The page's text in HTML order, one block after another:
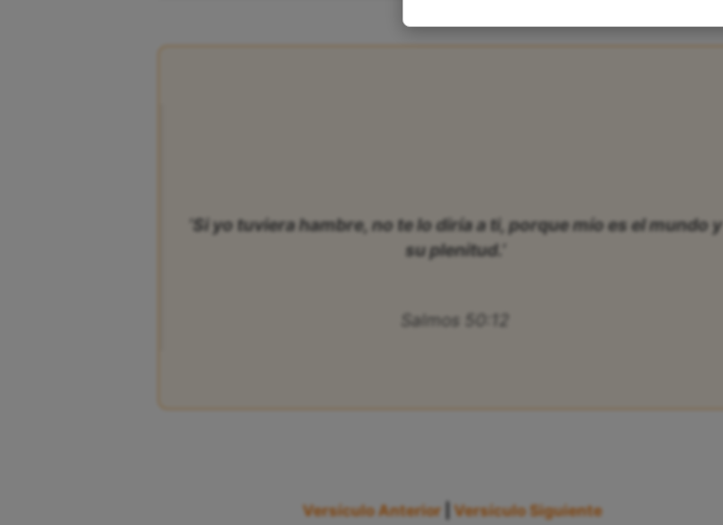
‘Si yo tuviera hambre, no te lo diría a ti, porque mío es el mundo y
su plenitud.’
Salmos 50:12
Versículo Anterior |Versículo Siguiente